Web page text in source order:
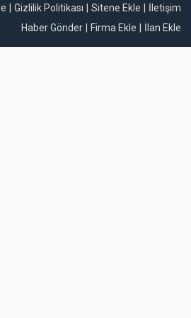
Gizlilik Politikası Sitene Ekle
İletişim
Haber Gönder
Firma Ekle İlan Ekle